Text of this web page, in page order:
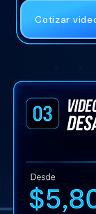
Cotizar